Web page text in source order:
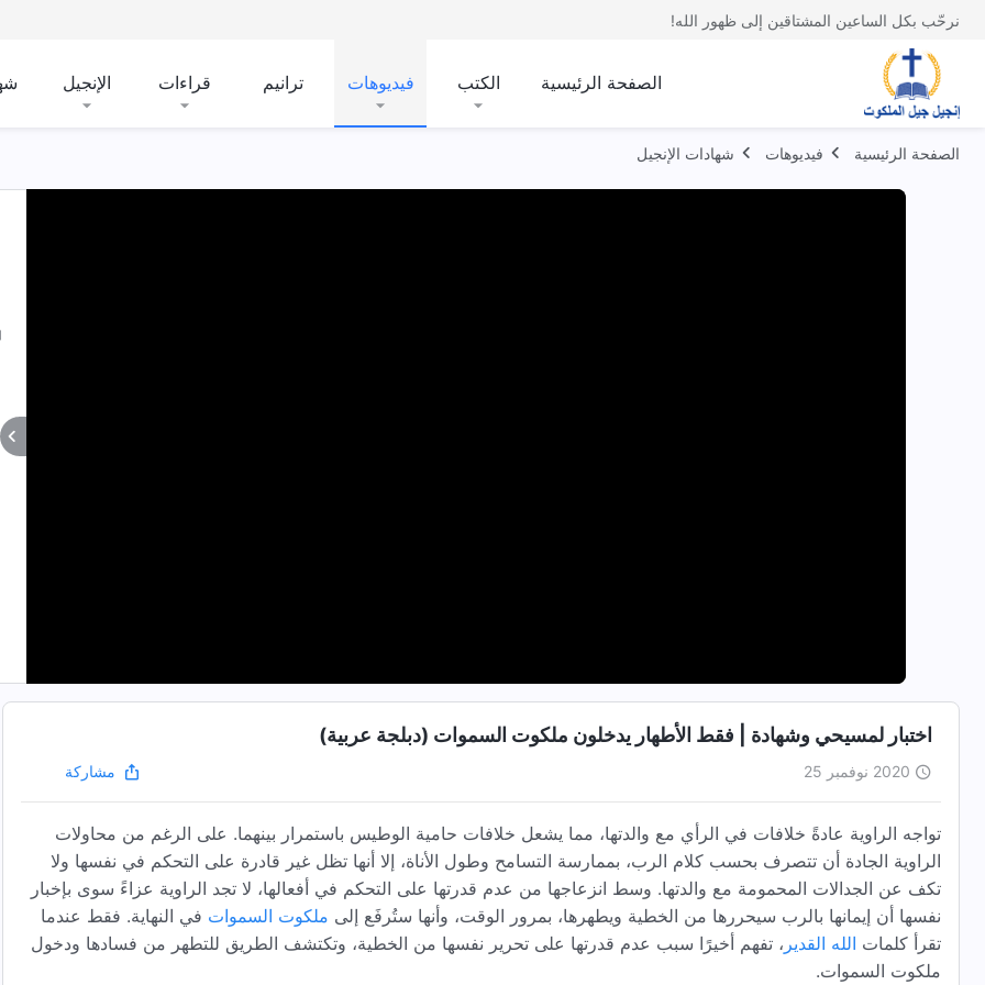
نرحّب بكل الساعين المشتاقين إلى ظهور الله!
الصفحة الرئيسية الكتب فيديوهات ترانيم قراءات الإنجيل
الصفحة الرئيسية فيديوهات شهادات الإنجيل
اختبار لمسيحي وشهادة | فقط الأطهار يدخلون ملكوت السموات (دبلجة عربية)
2020 نوفمبر 25 مشاركة
تواجه الراوية عادةً خلافات في الرأي مع والدتها، مما يشعل خلافات حامية الوطيس باستمرار بينهما. على الرغم من محاولات
الراوية الجادة أن تتصرف بحسب كلام الرب، بممارسة التسامح وطول الأناة، إلا أنها تظل غير قادرة على التحكم في نفسها ولا
تكف عن الجدالات المحمومة مع والدتها. وسط انزعاجها من عدم قدرتها على التحكم في أفعالها، لا تجد الراوية عزاءً سوى بإخبار
نفسها أن إيمانها بالرب سيحررها من الخطية ويطهرها، بمرور الوقت، وأنها ستُرفَع إلى ملكوت السموات في النهاية. فقط عندما
تقرأ كلمات الله القدير ، تفهم أخيرًا سبب عدم قدرتها على تحرير نفسها من الخطية، وتكتشف الطريق للتطهر من فسادها ودخول
ملكوت السموات.